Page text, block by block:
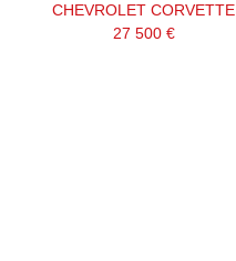
CHEVROLET CORVETTE
27 500 €